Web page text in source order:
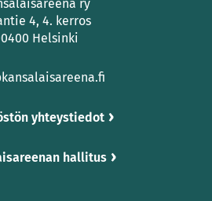
ry
4, 4. kerros
Helsinki
yhteystiedot
hallitus